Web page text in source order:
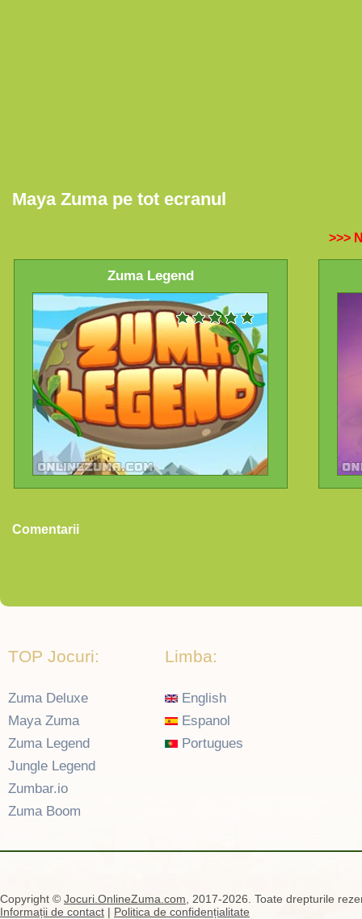
Maya Zuma pe tot ecranul
>>>
Zuma Legend
Comentarii
TOP Jocuri:
Zuma Deluxe
Maya Zuma
Zuma Legend
Jungle Legend
Zumbar.io
Zuma Boom
Limba:
English
Espanol
Portugues
Copyright © Jocuri.OnlineZuma.com , 2017-2026. Toate drepturile
Informații de contact | Politica de confidențialitate